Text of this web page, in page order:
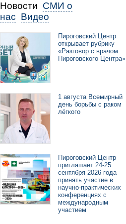
Новости СМИ о
нас Видео
Пироговский Центр
открывает рубрику
«Разговор с врачом
Пироговского Центра»
1 августа Всемирный
день борьбы с раком
лёгкого
Пироговский Центр
приглашает 24-25
сентября 2026 года
принять участие в
научно-практических
конференциях с
международным
участием